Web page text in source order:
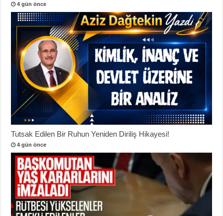
4 gün önce
Tutsak Edilen Bir Ruhun Yeniden Diriliş Hikayesi!
4 gün önce